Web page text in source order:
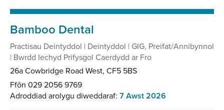
Bamboo Dental
Practisau Deintyddol | Deintyddol | GIG, Preifat/Annibynnol
| Bwrdd Iechyd Prifysgol Caerdydd ar Fro
26a Cowbridge Road West, CF5 5BS
Ffôn 029 2056 9769
Adroddiad arolygu diweddaraf: 7 Awst 2026